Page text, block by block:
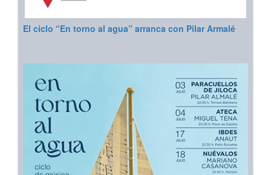
El ciclo “En torno al agua” arranca con Pilar Armalé